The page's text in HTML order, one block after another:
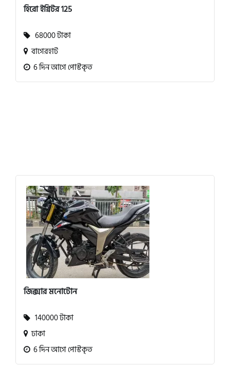
হিরো ইগ্নিটর 125
68000 টাকা
বাগেরহাট
6 দিন আগে পোস্টকৃত
জিক্সার মনোটোন
140000 টাকা
ঢাকা
6 দিন আগে পোস্টকৃত